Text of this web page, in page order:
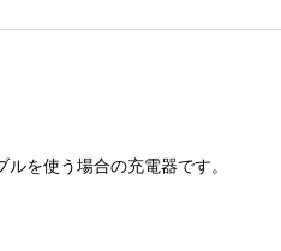
を使う場合の充電器です。